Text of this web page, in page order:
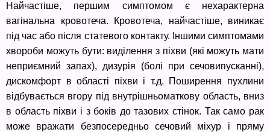
Найчастіше, першим симптомом є нехарактерна
вагінальна кровотеча. Кровотеча, найчастіше, виникає
під час або після статевого контакту. Іншими симптомами
хвороби можуть бути: виділення з піхви (які можуть мати
неприємний запах), дизурія (болі при сечовипусканні),
дискомфорт в області піхви і т.д. Поширення пухлини
відбувається вгору під внутрішньоматкову область, вниз
в область піхви і з боків до тазових стінок. Так само рак
може вражати безпосередньо сечовий міхур і пряму